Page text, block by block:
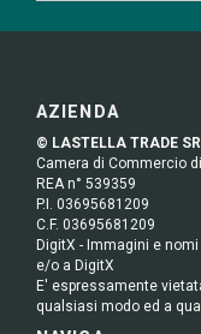
AZIENDA
© LASTELLA TRADE
Camera di Commercio
REA n° 539359
P.I. 03695681209
C.F. 03695681209
DigitX - Immagini e
e/o a DigitX
E' espressamente
qualsiasi modo ed a